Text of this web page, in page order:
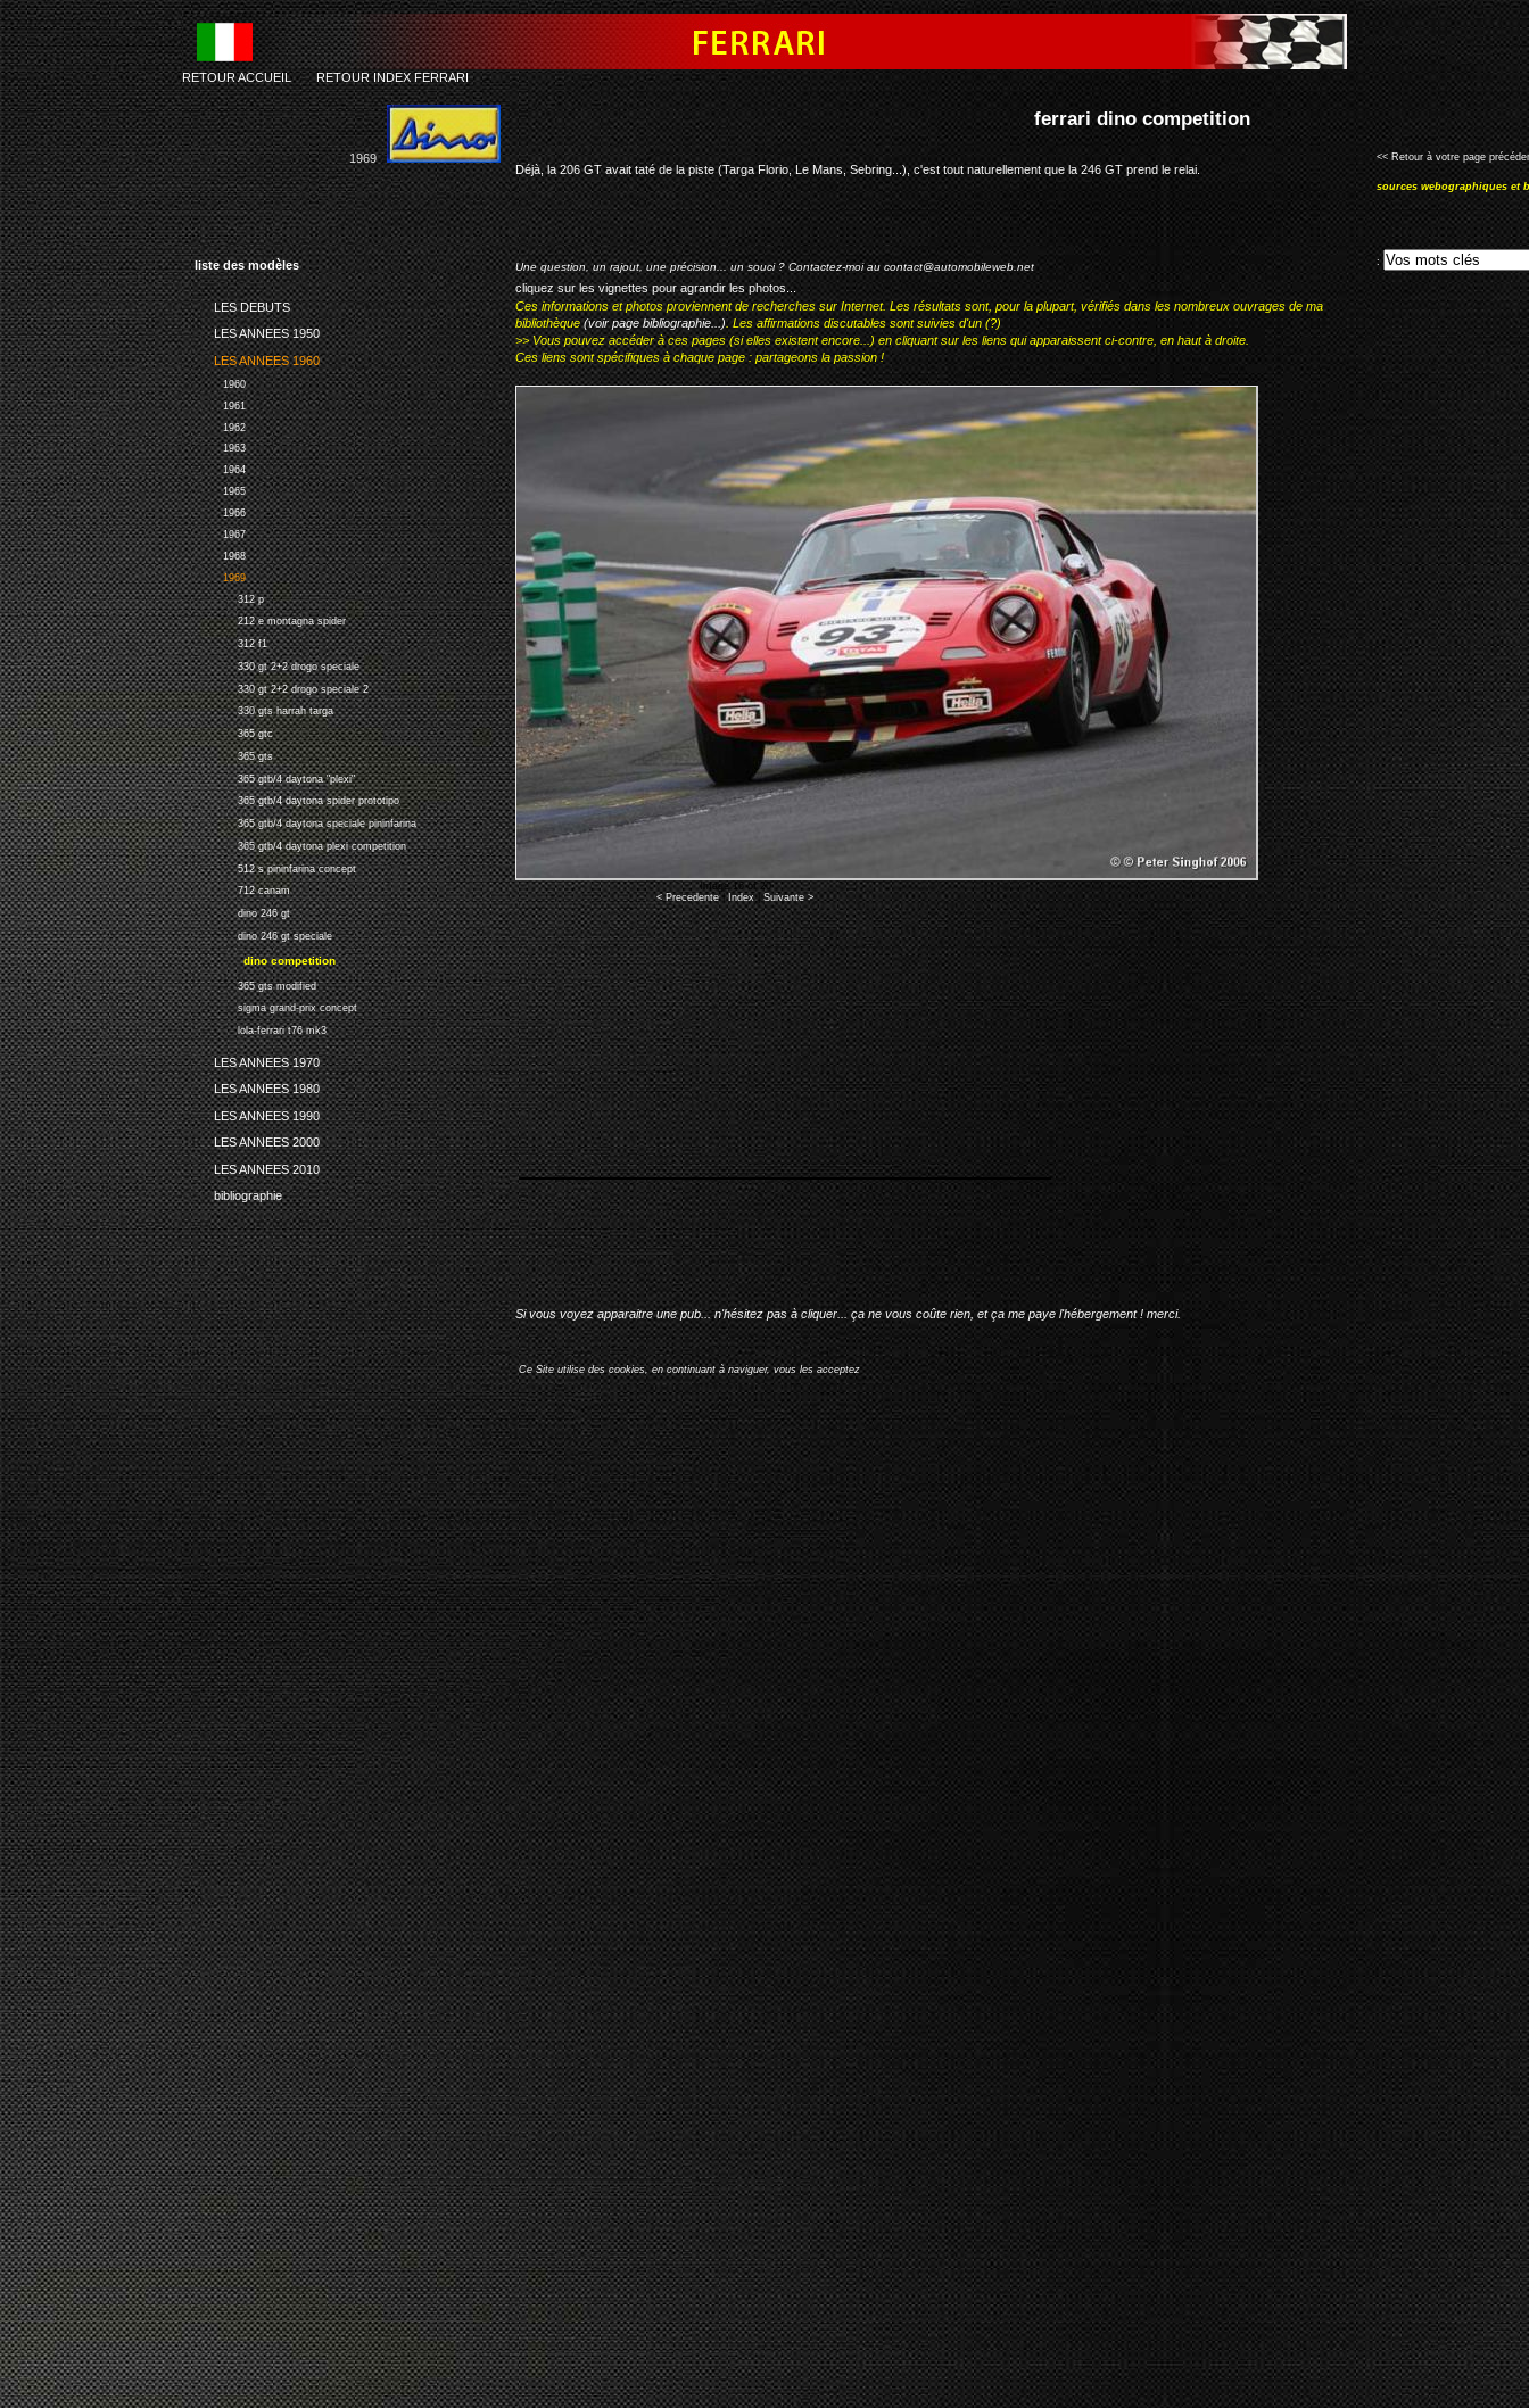
liste des modèles
LES DEBUTS
LES ANNEES 1950
LES ANNEES 1960
1960
1961
1962
1963
1964
1965
1966
1967
1968
1969
312 p
212 e montagna spider
312 f1
330 gt 2+2 drogo speciale
330 gt 2+2 drogo speciale 2
330 gts harrah targa
365 gtc
365 gts
365 gtb/4 daytona "plexi"
365 gtb/4 daytona spider prototipo
365 gtb/4 daytona speciale pininfarina
365 gtb/4 daytona plexi competition
512 s pininfarina concept
712 canam
dino 246 gt
dino 246 gt speciale
dino competition
365 gts modified
sigma grand-prix concept
lola-ferrari t76 mk3
LES ANNEES 1970
LES ANNEES 1980
LES ANNEES 1990
LES ANNEES 2000
LES ANNEES 2010
bibliographie
ferrari dino competition
RETOUR ACCUEIL-RETOUR INDEX FERRARI
1969
Déjà, la 206 GT avait taté de la piste (Targa Florio, Le Mans, Sebring...), c'est tout naturellement que la 246 GT prend le relai.
Une question, un rajout, une précision... un souci ? Contactez-moi aucontact@automobileweb.net
cliquez sur les vignettes pour agrandir les photos...
Ces informations et photos proviennent de recherches sur Internet. Les résultats sont, pour la plupart, vérifiés dans les nombreux ouvrages de ma
bibliothèque(voir page bibliographie...). Les affirmations discutables sont suivies d'un (?)
>> Vous pouvez accéder à ces pages (si elles existent encore...) en cliquant sur les liens qui apparaissent ci-contre, en haut à droite.
Ces liens sont spécifiques à chaque page : partageons la passion !
Image 16 of 20
< Precedente| Index| Suivante >
Si vous voyez apparaitre une pub... n'hésitez pas à cliquer... ça ne vous coûte rien, et ça me paye l'hébergement ! merci.
Ce Site utilise des cookies, en continuant à naviguer, vous les acceptez
<< Retour à votre page
sources webographiques et
: